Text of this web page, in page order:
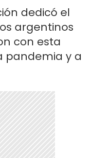
dedicó el
argentinos
con esta
pandemia y a